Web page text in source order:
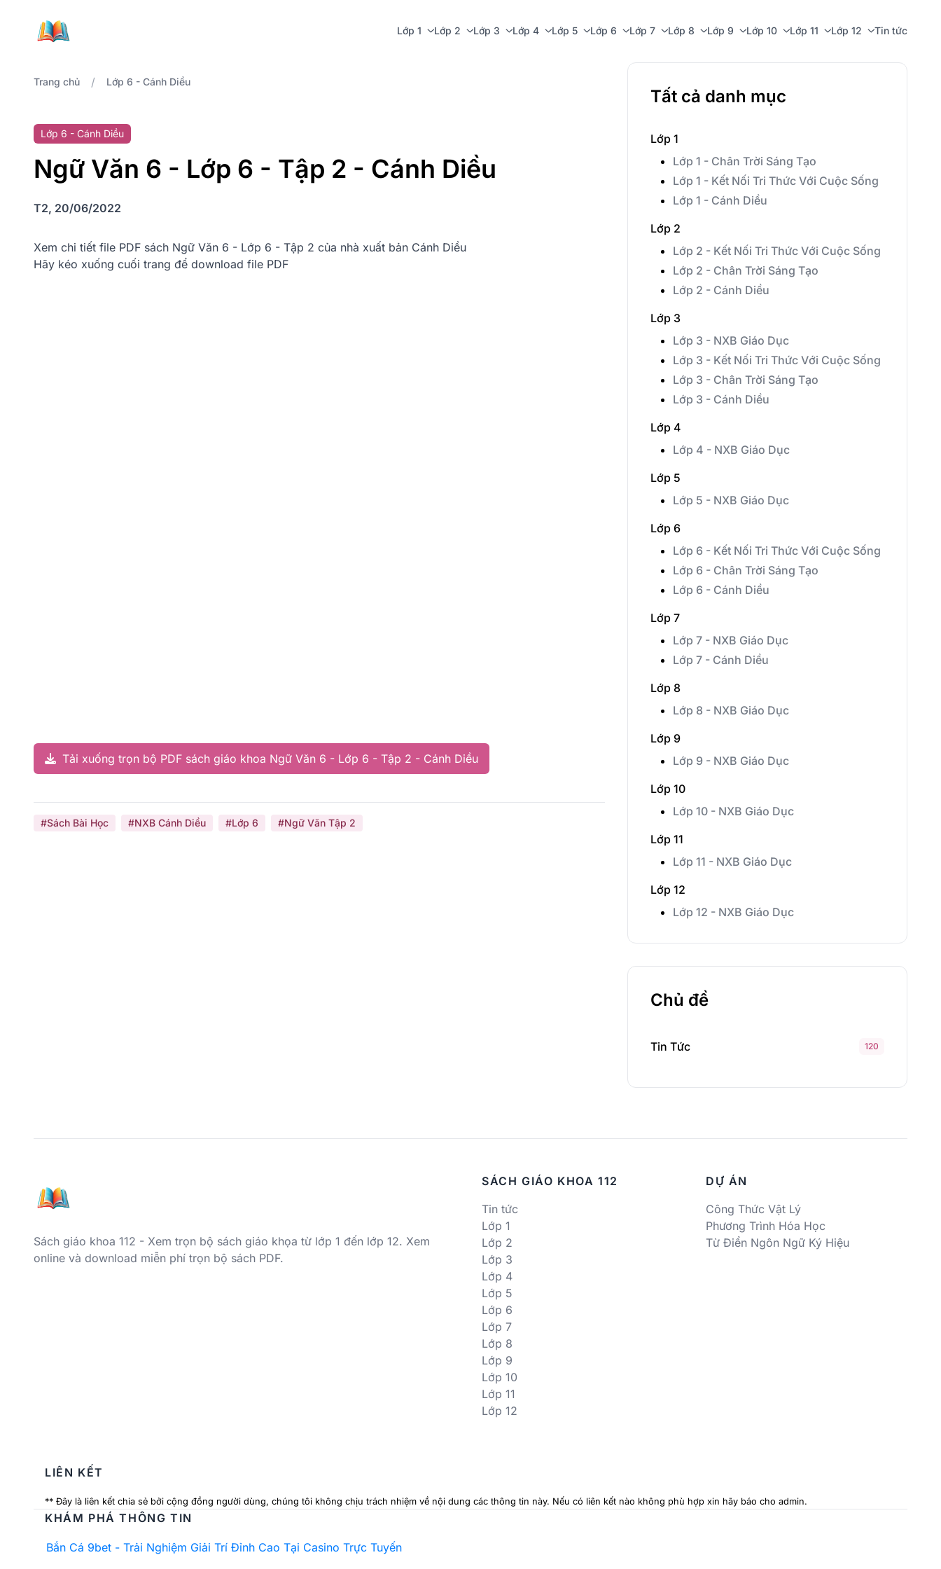
Lớp 1 Lớp 2 Lớp 3 Lớp 4 Lớp 5 Lớp 6 Lớp 7 Lớp 8 Lớp 9 Lớp 10 Lớp 11 Lớp 12 Tin tức
Trang chủ / Lớp 6 - Cánh Diều
Lớp 6 - Cánh Diều
Ngữ Văn 6 - Lớp 6 - Tập 2 - Cánh Diều
T2, 20/06/2022
Xem chi tiết file PDF sách Ngữ Văn 6 - Lớp 6 - Tập 2 của nhà xuất bản Cánh Diều
Hãy kéo xuống cuối trang để download file PDF
Tải xuống trọn bộ PDF sách giáo khoa Ngữ Văn 6 - Lớp 6 - Tập 2 - Cánh Diều
#Sách Bài Học #NXB Cánh Diều #Lớp 6 #Ngữ Văn Tập 2
Tất cả danh mục
Lớp 1
Lớp 1 - Chân Trời Sáng Tạo
Lớp 1 - Kết Nối Tri Thức Với Cuộc Sống
Lớp 1 - Cánh Diều
Lớp 2
Lớp 2 - Kết Nối Tri Thức Với Cuộc Sống
Lớp 2 - Chân Trời Sáng Tạo
Lớp 2 - Cánh Diều
Lớp 3
Lớp 3 - NXB Giáo Dục
Lớp 3 - Kết Nối Tri Thức Với Cuộc Sống
Lớp 3 - Chân Trời Sáng Tạo
Lớp 3 - Cánh Diều
Lớp 4
Lớp 4 - NXB Giáo Dục
Lớp 5
Lớp 5 - NXB Giáo Dục
Lớp 6
Lớp 6 - Kết Nối Tri Thức Với Cuộc Sống
Lớp 6 - Chân Trời Sáng Tạo
Lớp 6 - Cánh Diều
Lớp 7
Lớp 7 - NXB Giáo Dục
Lớp 7 - Cánh Diều
Lớp 8
Lớp 8 - NXB Giáo Dục
Lớp 9
Lớp 9 - NXB Giáo Dục
Lớp 10
Lớp 10 - NXB Giáo Dục
Lớp 11
Lớp 11 - NXB Giáo Dục
Lớp 12
Lớp 12 - NXB Giáo Dục
Chủ đề
Tin Tức 120
Sách giáo khoa 112 - Xem trọn bộ sách giáo khọa từ lớp 1 đến lớp 12. Xem
online và download miễn phí trọn bộ sách PDF.
SÁCH GIÁO KHOA 112
Tin tức
Lớp 1
Lớp 2
Lớp 3
Lớp 4
Lớp 5
Lớp 6
Lớp 7
Lớp 8
Lớp 9
Lớp 10
Lớp 11
Lớp 12
DỰ ÁN
Công Thức Vật Lý
Phương Trình Hóa Học
Từ Điển Ngôn Ngữ Ký Hiệu
LIÊN KẾT
** Đây là liên kết chia sẻ bởi cộng đồng người dùng, chúng tôi không chịu trách nhiệm về nội dung các thông tin này. Nếu có liên kết nào không phù hợp xin hãy báo cho admin.
KHÁM PHÁ THÔNG TIN
Bắn Cá 9bet - Trải Nghiệm Giải Trí Đỉnh Cao Tại Casino Trực Tuyến